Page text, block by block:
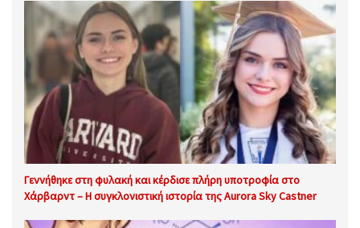
Γεννήθηκε στη φυλακή και κέρδισε πλήρη υποτροφία στο
Χάρβαρντ – Η συγκλονιστική ιστορία της Aurora Sky Castner